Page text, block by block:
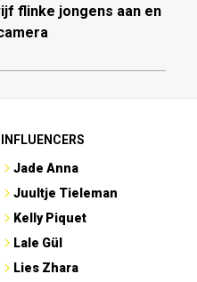
flinke jongens aan en
INFLUENCERS
Jade Anna
Juultje Tieleman
Kelly Piquet
Lale Gül
Lies Zhara